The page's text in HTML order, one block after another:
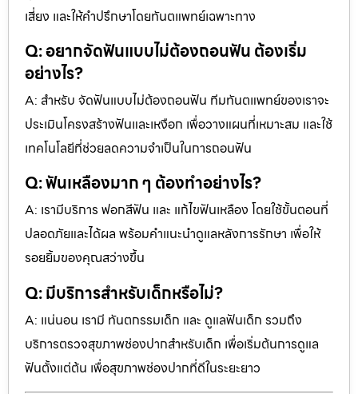
เสี่ยง และให้คำปรึกษาโดยทันตแพทย์เฉพาะทาง
Q: อยากจัดฟันแบบไม่ต้องถอนฟัน ต้องเริ่ม
อย่างไร?
A: สำหรับ จัดฟันแบบไม่ต้องถอนฟัน ทีมทันตแพทย์ของเราจะ
ประเมินโครงสร้างฟันและเหงือก เพื่อวางแผนที่เหมาะสม และใช้
เทคโนโลยีที่ช่วยลดความจำเป็นในการถอนฟัน
Q: ฟันเหลืองมาก ๆ ต้องทำอย่างไร?
A: เรามีบริการ ฟอกสีฟัน และ แก้ไขฟันเหลือง โดยใช้ขั้นตอนที่
ปลอดภัยและได้ผล พร้อมคำแนะนำดูแลหลังการรักษา เพื่อให้
รอยยิ้มของคุณสว่างขึ้น
Q: มีบริการสำหรับเด็กหรือไม่?
A: แน่นอน เรามี ทันตกรรมเด็ก และ ดูแลฟันเด็ก รวมถึง
บริการตรวจสุขภาพช่องปากสำหรับเด็ก เพื่อเริ่มต้นการดูแล
ฟันตั้งแต่ต้น เพื่อสุขภาพช่องปากที่ดีในระยะยาว